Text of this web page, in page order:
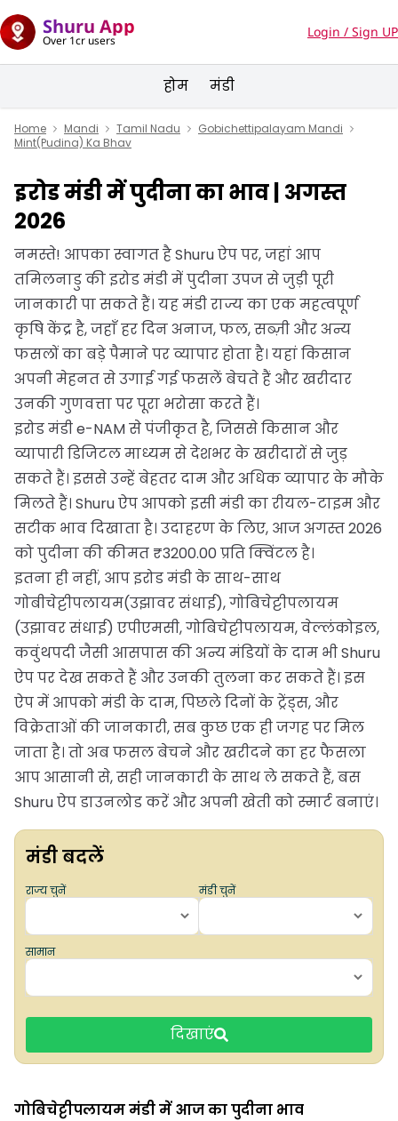
Shuru App
Over 1cr users
Login / Sign UP
होम मंडी
Home Mandi Tamil Nadu
Gobichettipalayam Mandi
Mint(Pudina) Ka Bhav
इरोड मंडी में पुदीना का भाव | अगस्त
2026
नमस्ते! आपका स्वागत है Shuru ऐप पर, जहां आप
तमिलनाडु की इरोड मंडी में पुदीना उपज से जुड़ी पूरी
जानकारी पा सकते हैं। यह मंडी राज्य का एक महत्वपूर्ण
कृषि केंद्र है, जहाँ हर दिन अनाज, फल, सब्ज़ी और अन्य
फसलों का बड़े पैमाने पर व्यापार होता है। यहां किसान
अपनी मेहनत से उगाई गई फसलें बेचते हैं और खरीदार
उनकी गुणवत्ता पर पूरा भरोसा करते हैं।
इरोड मंडी e-NAM से पंजीकृत है, जिससे किसान और
व्यापारी डिजिटल माध्यम से देशभर के खरीदारों से जुड़
सकते हैं। इससे उन्हें बेहतर दाम और अधिक व्यापार के मौके
मिलते हैं। Shuru ऐप आपको इसी मंडी का रीयल-टाइम और
सटीक भाव दिखाता है। उदाहरण के लिए, आज अगस्त 2026
को पुदीना की कीमत ₹3200.00 प्रति क्विंटल है।
इतना ही नहीं, आप इरोड मंडी के साथ-साथ
गोबीचेट्टीपलायम(उझावर संधाई), गोबिचेट्टीपलायम
(उझावर संधाई) एपीएमसी, गोबिचेट्टीपलायम, वेल्लंकोइल,
कवुंथपदी जैसी आसपास की अन्य मंडियों के दाम भी Shuru
ऐप पर देख सकते हैं और उनकी तुलना कर सकते हैं। इस
ऐप में आपको मंडी के दाम, पिछले दिनों के ट्रेंड्स, और
विक्रेताओं की जानकारी, सब कुछ एक ही जगह पर मिल
जाता है। तो अब फसल बेचने और खरीदने का हर फैसला
आप आसानी से, सही जानकारी के साथ ले सकते हैं, बस
Shuru ऐप डाउनलोड करें और अपनी खेती को स्मार्ट बनाएं।
मंडी बदलें
राज्य चुनें मंडी चुनें
सामान
दिखाएं
गोबिचेट्टीपलायम मंडी में आज का पुदीना भाव